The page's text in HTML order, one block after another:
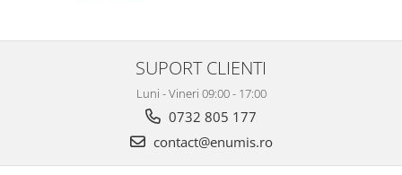
SUPORT CLIENTI
Luni - Vineri 09:00 - 17:00
0732 805 177
contact@enumis.ro